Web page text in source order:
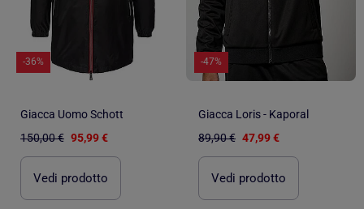
-36%
Giacca Uomo Schott
150,00 € 95,99 €
Vedi prodotto
-47%
Giacca Loris - Kaporal
89,90 € 47,99 €
Vedi prodotto